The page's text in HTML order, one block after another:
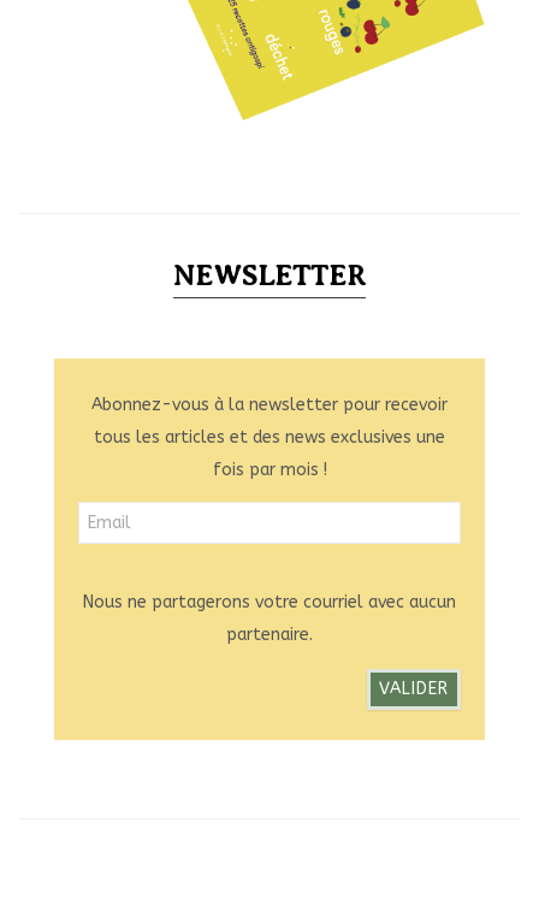
NEWSLETTER
Abonnez-vous à la newsletter pour recevoir
tous les articles et des news exclusives une
fois par mois !
Nous ne partagerons votre courriel avec aucun
partenaire.